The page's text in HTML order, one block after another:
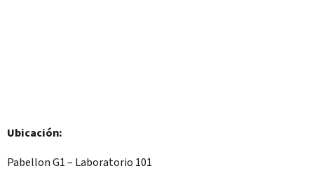
Ubicación:
Pabellon G1 – Laboratorio 101